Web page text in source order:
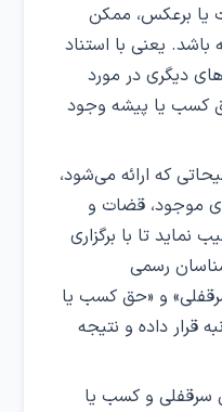
یا برعکس، ممکن
یعنی با استناد
دیگری در مورد
یا پیشه وجود
که ارائه می‌شود،
موجود، قضات و
نماید تا با برگزاری
رسمی
و «حق کسب یا
قرار داده و نتیجه
سرقفلی و کسب یا